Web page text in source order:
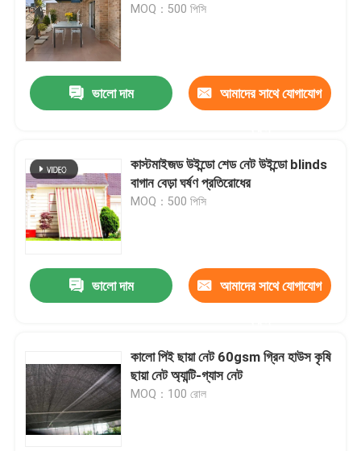
MOQ：500 পিসি
ভালো দাম আমাদের সাথে যোগাযোগ
কাস্টমাইজড উইন্ডো শেড নেট উইন্ডো blinds
বাগান বেড়া ঘর্ষণ প্রতিরোধের
MOQ：500 পিসি
ভালো দাম আমাদের সাথে যোগাযোগ
কালো পিই ছায়া নেট 60gsm গ্রিন হাউস কৃষি
ছায়া নেট অ্যান্টি-গ্যাস নেট
MOQ：100 রোল